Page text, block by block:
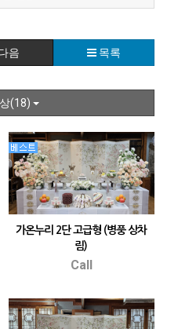
음 목록
(18)
가온누리 2단 고급형 (병풍 상차
림)
2단 고급 병풍 상차림으로 서울고급호텔
Call